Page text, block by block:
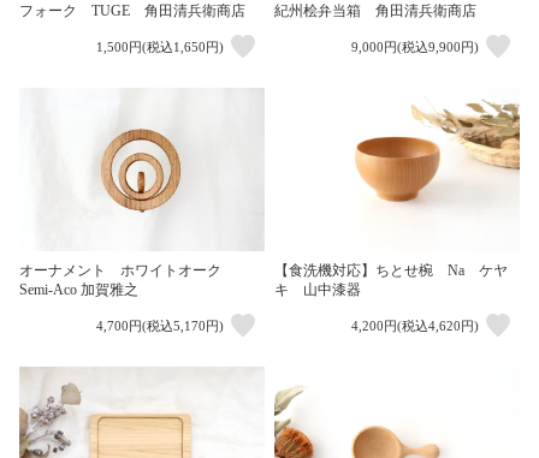
フォーク TUGE 角田清兵衛商店
1,500円(税込1,650円)
紀州桧弁当箱 角田清兵衛商店
9,000円(税込9,900円)
オーナメント ホワイトオーク
Semi-Aco 加賀雅之
4,700円(税込5,170円)
【食洗機対応】ちとせ椀 Na ケヤ
キ 山中漆器
4,200円(税込4,620円)